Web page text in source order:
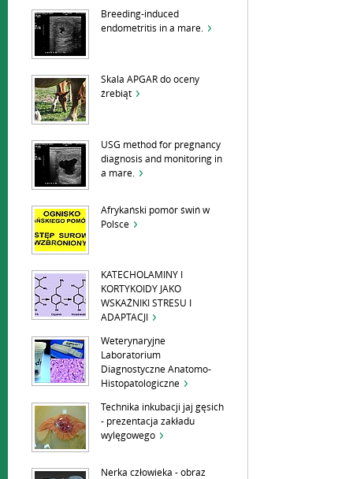
Breeding-induced
endometritis in a mare.
Skala APGAR do oceny
źrebiąt
USG method for pregnancy
diagnosis and monitoring in
a mare.
Afrykański pomór świń w
Polsce
KATECHOLAMINY I
KORTYKOIDY JAKO
WSKAŹNIKI STRESU I
ADAPTACJI
Weterynaryjne
Laboratorium
Diagnostyczne Anatomo-
Histopatologiczne
Technika inkubacji jaj gęsich
- prezentacja zakładu
wylęgowego
Nerka człowieka - obraz